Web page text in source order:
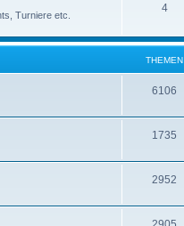
Turniere etc.
4
THEMEN
6106
1735
2952